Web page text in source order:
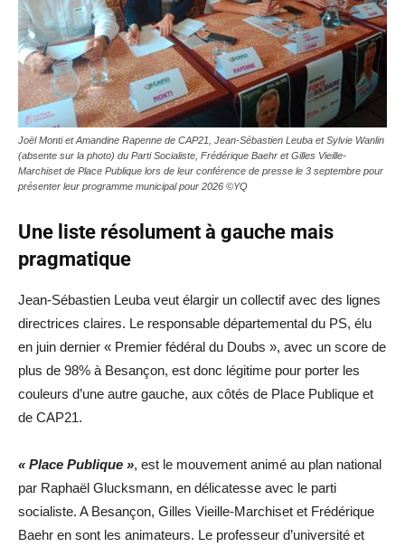
Joël Monti et Amandine Rapenne de CAP21, Jean-Sébastien Leuba et Sylvie Wanlin
(absente sur la photo) du Parti Socialiste, Frédérique Baehr et Gilles Vieille-
Marchiset de Place Publique lors de leur conférence de presse le 3 septembre pour
présenter leur programme municipal pour 2026 ©YQ
Une liste résolument à gauche mais
pragmatique
Jean-Sébastien Leuba veut élargir un collectif avec des lignes
directrices claires. Le responsable départemental du PS, élu
en juin dernier « Premier fédéral du Doubs », avec un score de
plus de 98% à Besançon, est donc légitime pour porter les
couleurs d’une autre gauche, aux côtés de Place Publique et
de CAP21.
« Place Publique », est le mouvement animé au plan national
par Raphaël Glucksmann, en délicatesse avec le parti
socialiste. A Besançon, Gilles Vieille-Marchiset et Frédérique
Baehr en sont les animateurs. Le professeur d’université et